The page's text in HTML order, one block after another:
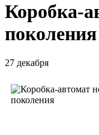
Коробка-
поколения
27 декабря